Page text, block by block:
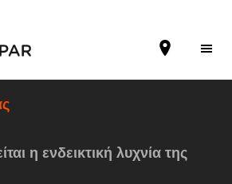
η ενδεικτική λυχνία της